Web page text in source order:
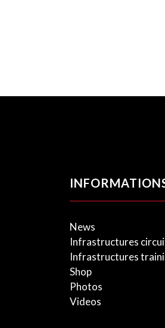
News
Infrastructures
Infrastructures
Shop
Photos
Videos